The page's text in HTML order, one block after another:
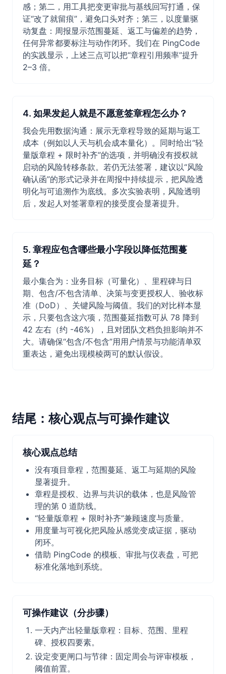
感；第二，用工具把变更审批与基线回写打通，保
证“改了就留痕”，避免口头对齐；第三，以度量驱
动复盘：周报显示范围蔓延、返工与偏差的趋势，
任何异常都要标注与动作闭环。我们在 PingCode
的实践显示，上述三点可以把“章程引用频率”提升
2–3 倍。
4. 如果发起人就是不愿意签章程怎么办？
我会先用数据沟通：展示无章程导致的延期与返工
成本（例如以人天与机会成本量化）。同时给出“轻
量版章程 + 限时补齐”的选项，并明确没有授权就
启动的风险转移条款。若仍无法签署，建议以“风险
确认函”的形式记录并在周报中持续提示，把风险透
明化与可追溯作为底线。多次实验表明，风险透明
后，发起人对签署章程的接受度会显著提升。
5. 章程应包含哪些最小字段以降低范围蔓
延？
最小集合为：业务目标（可量化）、里程碑与日
期、包含/不包含清单、决策与变更授权人、验收标
准（DoD）、关键风险与阈值。我们的对比样本显
示，只要包含这六项，范围蔓延指数可从 78 降到
42 左右（约 -46%），且对团队文档负担影响并不
大。请确保“包含/不包含”用用户情景与功能清单双
重表达，避免出现模棱两可的默认假设。
结尾：核心观点与可操作建议
核心观点总结
没有项目章程，范围蔓延、返工与延期的风险
显著提升。
章程是授权、边界与共识的载体，也是风险管
理的第 0 道防线。
“轻量版章程 + 限时补齐”兼顾速度与质量。
用度量与可视化把风险从感觉变成证据，驱动
闭环。
借助 PingCode 的模板、审批与仪表盘，可把
标准化落地到系统。
可操作建议（分步骤）
一天内产出轻量版章程：目标、范围、里程
碑、授权四要素。
设定变更闸口与节律：固定周会与评审模板，
阈值前置。